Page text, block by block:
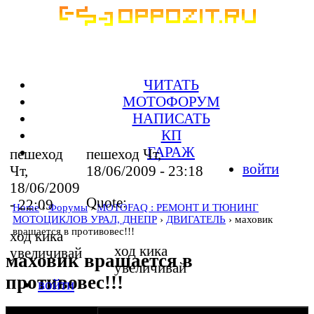
ЧИТАТЬ
МОТОФОРУМ
НАПИСАТЬ
КП
ГАРАЖ
Home›Форумы›MOTOFAQ : РЕМОНТ И ТЮНИНГ
МОТОЦИКЛОВ УРАЛ, ДНЕПР › ДВИГАТЕЛЬ › маховик
вращается в противовес!!!
маховик вращается в
противовес!!!
пешеход
Чт,
18/06/2009
- 22:09
ход кика
увеличивай
войти
пешеход Чт,
18/06/2009 - 23:18
Quote:
ход кика
увеличивай
войти